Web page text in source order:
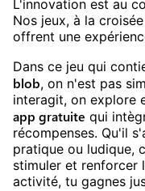
L'innovation est au
Nos jeux, à la
offrent une
Dans ce jeu qui
blob, on n'est pas
interagit, on explore
app gratuite qui
récompenses. Qu'il
pratique ou ludique,
stimuler et renforcer
activité, tu gagnes